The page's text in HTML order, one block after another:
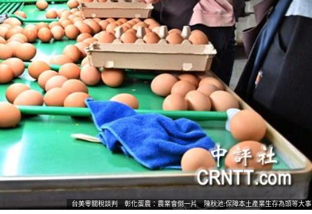
台美零關稅談判 彰化蛋農：農業會倒一片 陳秋池:保障本土產業生存為頭等大事